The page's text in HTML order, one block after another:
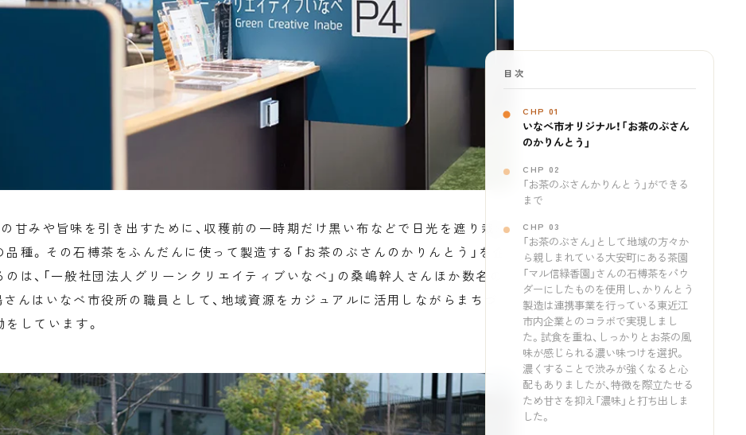
甘みや旨味を引き出すために、収穫前の一時期だけ黒い布などで日光を遮り栽培
種。その石榑茶をふんだんに使って製造する「お茶のぶさんのかりんとう」を企
は、「一般社団法人グリーンクリエイティブいなべ」の桑嶋幹人さんほか数名の
さんはいなべ市役所の職員として、地域資源をカジュアルに活用しながらまちづく
しています。
目次
CHP 01
いなべ市オリジナル！「お茶のぶさん
のかりんとう」
CHP 02
「お茶のぶさんかりんとう」ができる
まで
CHP 03
「お茶のぶさん」として地域の方々か
ら親しまれている大安町にある茶園
「マル信緑香園」さんの石榑茶をパウ
ダーにしたものを使用し、かりんとう
製造は連携事業を行っている東近江
市内企業とのコラボで実現しまし
た。試食を重ね、しっかりとお茶の風
味が感じられる濃い味つけを選択。
濃くすることで渋みが強くなると心
配もありましたが、特徴を際立たせる
ため甘さを抑え「濃味」と打ち出しま
した。